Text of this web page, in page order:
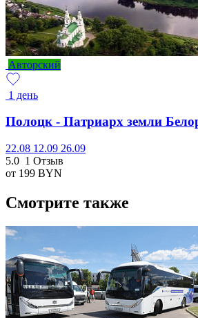
Авторский
1 день
Полоцк - Патриарх земли
22.08 12.09 26.09
5.0 1 Отзыв
от 199 BYN
Смотрите также